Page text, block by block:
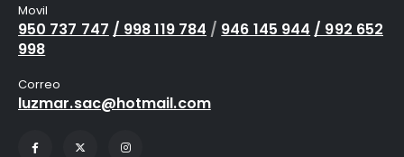
Movil
950 737 747 / 998 119 784 / 946 145 944 / 992 652
998
Correo
luzmar.sac@hotmail.com